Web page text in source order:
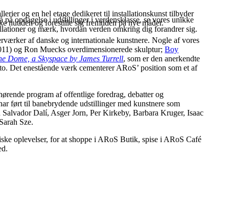
opdagelse i udstillinger i verdensklasse, se vores unikke
og mærk, hvordan verden omkring dig forandrer sig.
og en hel etage dedikeret til installationskunst tilbyder
nutiden og forestille sig fremtiden på nye måder.
af danske og internationale kunstnere. Nogle af vores
og Ron Muecks overdimensionerede skulptur;Boy
Dome, a Skyspace by James Turrell, som er den anerkendte
Det enestående værk cementerer ARoS’ position som et af
program af offentlige foredrag, debatter og
ført til banebrydende udstillinger med kunstnere som
Dalí, Asger Jorn, Per Kirkeby, Barbara Kruger, Isaac
Sze.
oplevelser, for at shoppe i ARoS Butik, spise i ARoS Café